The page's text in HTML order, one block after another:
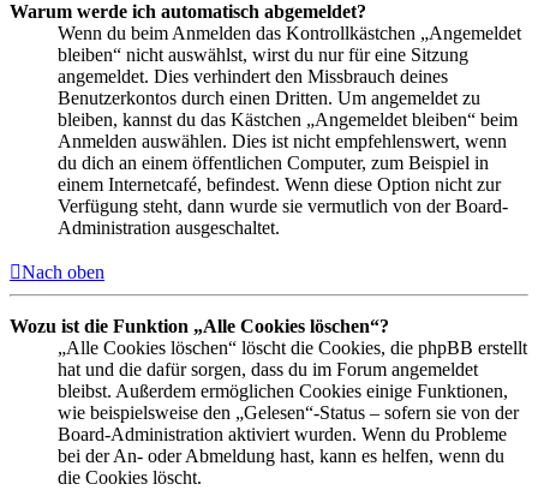
Warum werde ich automatisch abgemeldet?
Wenn du beim Anmelden das Kontrollkästchen „Angemeldet
bleiben“ nicht auswählst, wirst du nur für eine Sitzung
angemeldet. Dies verhindert den Missbrauch deines
Benutzerkontos durch einen Dritten. Um angemeldet zu
bleiben, kannst du das Kästchen „Angemeldet bleiben“ beim
Anmelden auswählen. Dies ist nicht empfehlenswert, wenn
du dich an einem öffentlichen Computer, zum Beispiel in
einem Internetcafé, befindest. Wenn diese Option nicht zur
Verfügung steht, dann wurde sie vermutlich von der Board-
Administration ausgeschaltet.
Nach oben
Wozu ist die Funktion „Alle Cookies löschen“?
„Alle Cookies löschen“ löscht die Cookies, die phpBB erstellt
hat und die dafür sorgen, dass du im Forum angemeldet
bleibst. Außerdem ermöglichen Cookies einige Funktionen,
wie beispielsweise den „Gelesen“-Status – sofern sie von der
Board-Administration aktiviert wurden. Wenn du Probleme
bei der An- oder Abmeldung hast, kann es helfen, wenn du
die Cookies löscht.